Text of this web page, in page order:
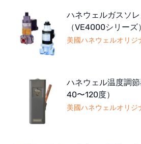
ハネウェルガスソ
（VE4000シリーズ）
美國ハネウェルオリジ
ハネウェル温度調
40〜120度）
美國ハネウェルオリジ